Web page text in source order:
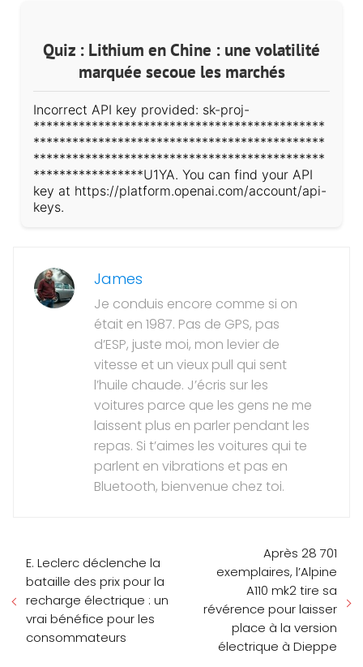
Quiz : Lithium en Chine : une volatilité
marquée secoue les marchés
Incorrect API key provided: sk-proj-
*********************************************
*********************************************
*********************************************
*****************U1YA. You can find your API
key at https://platform.openai.com/account/api-
keys.
James
Je conduis encore comme si on
était en 1987. Pas de GPS, pas
d’ESP, juste moi, mon levier de
vitesse et un vieux pull qui sent
l’huile chaude. J’écris sur les
voitures parce que les gens ne me
laissent plus en parler pendant les
repas. Si t’aimes les voitures qui te
parlent en vibrations et pas en
Bluetooth, bienvenue chez toi.
E. Leclerc déclenche la
bataille des prix pour la
recharge électrique : un
vrai bénéfice pour les
consommateurs
Après 28 701
exemplaires, l’Alpine
A110 mk2 tire sa
révérence pour laisser
place à la version
électrique à Dieppe